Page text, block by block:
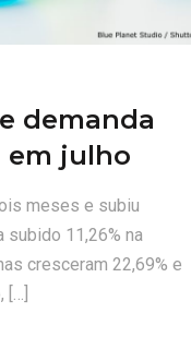
demanda
em julho
meses e subiu
subido 11,26% na
cresceram 22,69% e
[…]